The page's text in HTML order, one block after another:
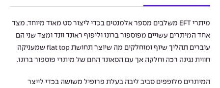
מיתרי EFT משלבים מספר אלמנטים בכדי ליצור סט מאוד מיוחד. מצד
אחד המיתרים עשויים מפוספור ברונז וליפוף ראונד וונד ומצד שני הם
עוברים תהליך שיוף ומוחלקים מה שיוצר תחושת flat top שמעניקה
חווית נגינה רכה וחלקה אך עם הסאונד החם של מיתרי פוספור ברונז.
המיתרים מלופפים סביב ליבה בעלת פרופיל משושה בכדי לייצר